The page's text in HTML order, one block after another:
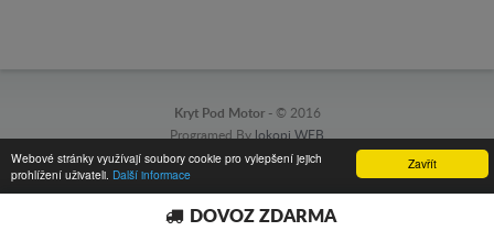
Zavřít
Webové stránky využívají soubory cookie pro vylepšení jejich
prohlížení uživateli. Další informace
Kryt Pod Motor - © 2016
Programed By lokopi WEB
DOVOZ ZDARMA